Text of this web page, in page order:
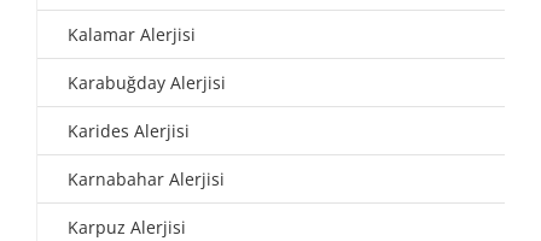
Kalamar Alerjisi
Karabuğday Alerjisi
Karides Alerjisi
Karnabahar Alerjisi
Karpuz Alerjisi